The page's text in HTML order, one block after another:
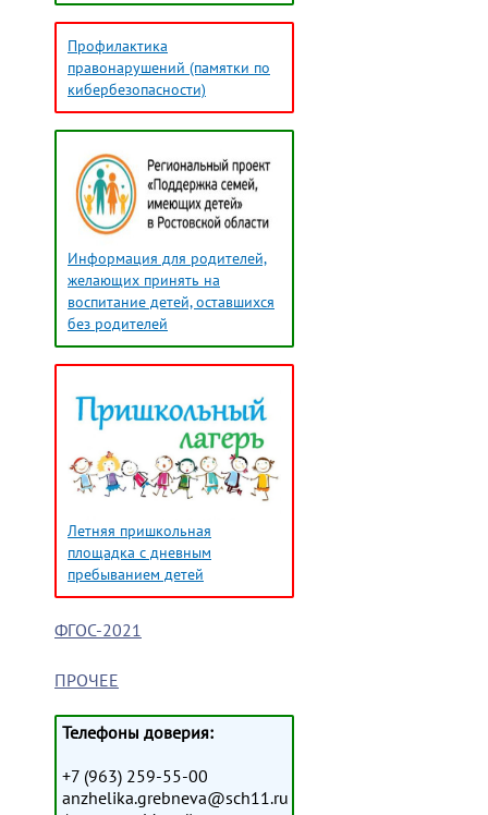
Профилактика
правонарушений (памятки по
кибербезопасности)
Информация для родителей,
желающих принять на
воспитание детей, оставшихся
без родителей
Летняя пришкольная
площадка с дневным
пребыванием детей
ФГОС-2021
ПРОЧЕЕ
Телефоны доверия:
+7 (963) 259-55-00
anzhelika.grebneva@sch11.ru